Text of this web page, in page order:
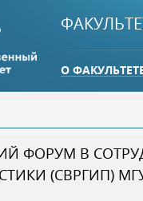
О
ФОРУМ В
(СВРГИП)